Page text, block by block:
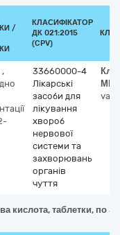
/
КЛАСИФІКАТОР
ДК 021:2015
(CPV)
,
33660000-4
Лікарські
засоби для
лікування
хвороб
нервової
системи та
захворювань
органів
чуття
МНН
кислота, таблетки, по